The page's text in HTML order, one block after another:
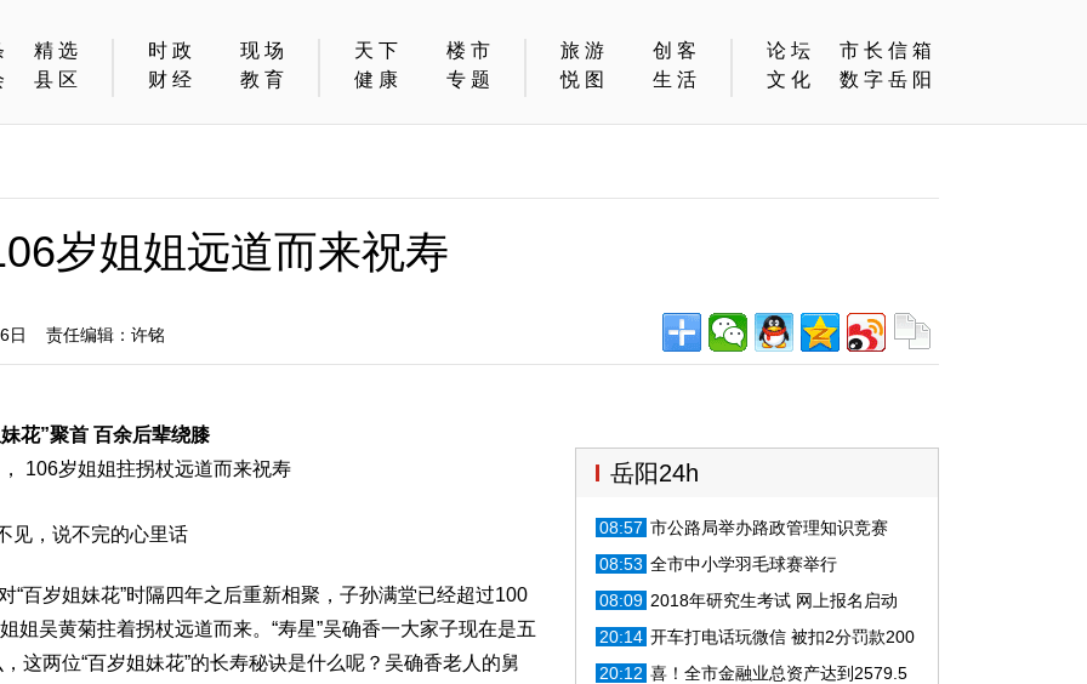
精选
县区
时政
现场
财经
教育
天下
楼市
健康
专题
旅游
创客
悦图
生活
论坛
市长信箱
文化
数字岳阳
岁姐姐远道而来祝寿
日 责任编辑：许铭
花”聚首 百余后辈绕膝
106岁姐姐拄拐杖远道而来祝寿
见，说不完的心里话
“百岁姐妹花”时隔四年之后重新相聚，子孙满堂已经超过100
姐吴黄菊拄着拐杖远道而来。“寿星”吴确香一大家子现在是五
这两位“百岁姐妹花”的长寿秘诀是什么呢？吴确香老人的舅
岳阳24h
08:57 市公路局举办路政管理知识竞赛
08:53 全市中小学羽毛球赛举行
08:09 2018年研究生考试 网上报名启动
20:14 开车打电话玩微信 被扣2分罚款200
元
20:12 喜！全市金融业总资产达到2579.5